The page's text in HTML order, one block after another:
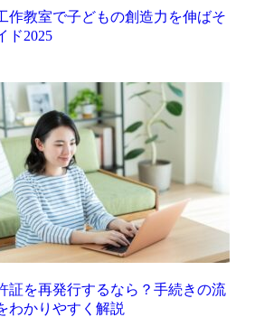
作教室で子どもの創造力を伸ばそ
ド2025
証を再発行するなら？手続きの流
わかりやすく解説